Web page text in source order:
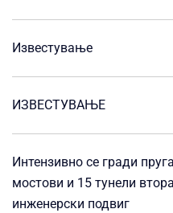
Известување
ИЗВЕСТУВАЊЕ
Интензивно се гради
мостови и 15 тунели
инженерски подвиг